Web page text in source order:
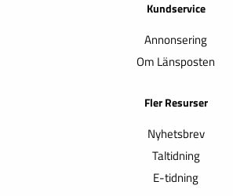
Kundservice
Annonsering
Om Länsposten
Fler Resurser
Nyhetsbrev
Taltidning
E-tidning